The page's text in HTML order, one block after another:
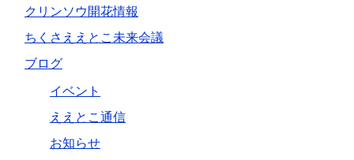
クリンソウ開花情報
ちくさええとこ未来会議
ブログ
イベント
ええとこ通信
お知らせ